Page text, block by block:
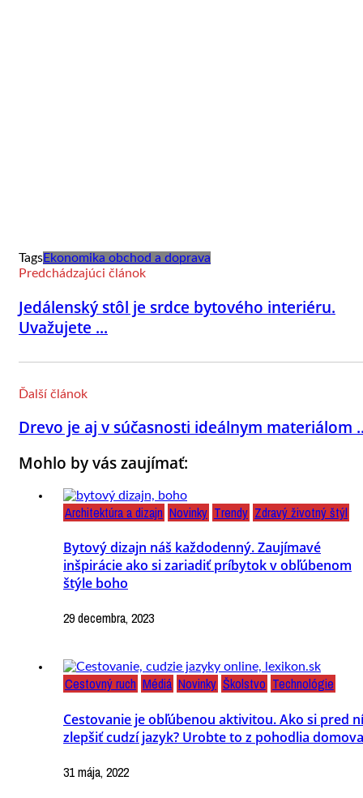
TagsEkonomika obchod a doprava
Predchádzajúci článok
Jedálenský stôl je srdce bytového interiéru.
Uvažujete ...
Ďalší článok
Drevo je aj v súčasnosti ideálnym materiálom
Mohlo by vás zaujímať:
Architektúra a dizajn Novinky Trendy Zdravý životný štýl
Bytový dizajn náš každodenný. Zaujímavé
inšpirácie ako si zariadiť príbytok v obľúbenom
štýle boho
29 decembra, 2023
Cestovný ruch Médiá Novinky Školstvo Technológie
Cestovanie je obľúbenou aktivitou. Ako si pred
zlepšiť cudzí jazyk? Urobte to z pohodlia domova
31 mája, 2022